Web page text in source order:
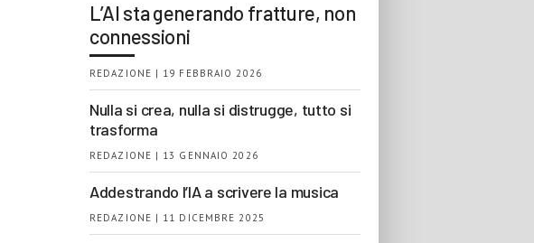
L’AI sta generando fratture, non
connessioni
REDAZIONE | 19 FEBBRAIO 2026
Nulla si crea, nulla si distrugge, tutto si
trasforma
REDAZIONE | 13 GENNAIO 2026
Addestrando l’IA a scrivere la musica
REDAZIONE | 11 DICEMBRE 2025